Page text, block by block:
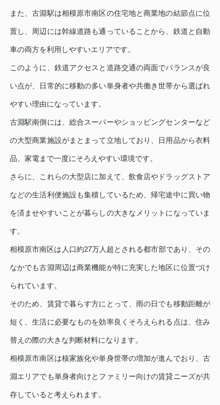
また、古淵駅は相模原市南区の住宅地と商業地の結節点に位
置し、周辺には幹線道路も通っていることから、鉄道と自動
車の両方を利用しやすいエリアです。
このように、鉄道アクセスと道路交通の両面でバランスが良
い点が、日常的に移動の多い単身者や共働き世帯から選ばれ
やすい理由になっています。
古淵駅南側には、総合スーパーやショッピングセンターなど
の大型商業施設がまとまって立地しており、日用品から衣料
品、家電まで一度にそろえやすい環境です。
さらに、これらの大型店に加えて、飲食店やドラッグストア
などの生活利便施設も集積しているため、帰宅途中に買い物
を済ませやすいことが暮らしの大きなメリットになっていま
す。
相模原市南区は人口約27万人超とされる都市部であり、その
なかでも古淵周辺は商業機能が特に充実した地区に位置づけ
られています。
そのため、賃貸で暮らす方にとって、雨の日でも移動距離が
短く、生活に必要なものを効率良くそろえられる点は、住み
替えの際の大きな判断材料になります。
相模原市南区は核家族化や単身世帯の増加が進んでおり、古
淵エリアでも単身者向けとファミリー向けの賃貸ニーズが共
存していると考えられます。